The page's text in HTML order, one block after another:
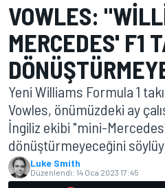
VOWLES:
MERCEDES' F1
Yeni Williams Formula 1
Vowles, önümüzdeki ay
İngiliz ekibi "mini-
dönüştürmeyeceğini
Luke Smith
Düzenlendi: 14 Oca 2023 17:45